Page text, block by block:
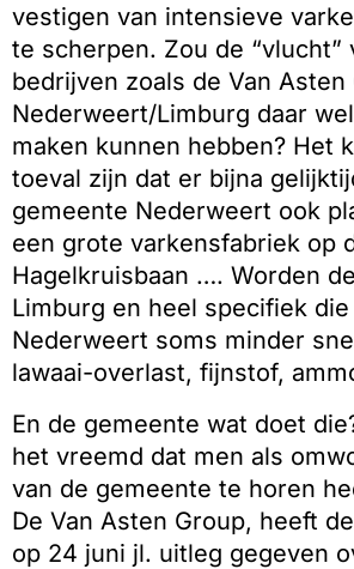
vestigen van intensieve
te scherpen. Zou de “vlucht”
bedrijven zoals de Van Asten
Nederweert/Limburg daar
maken kunnen hebben? Het
toeval zijn dat er bijna
gemeente Nederweert ook
een grote varkensfabriek op
Hagelkruisbaan …. Worden
Limburg en heel specifiek die
Nederweert soms minder
lawaai-overlast, fijnstof,
En de gemeente wat doet
het vreemd dat men als
van de gemeente te horen
De Van Asten Group, heeft
op 24 juni jl. uitleg gegeven